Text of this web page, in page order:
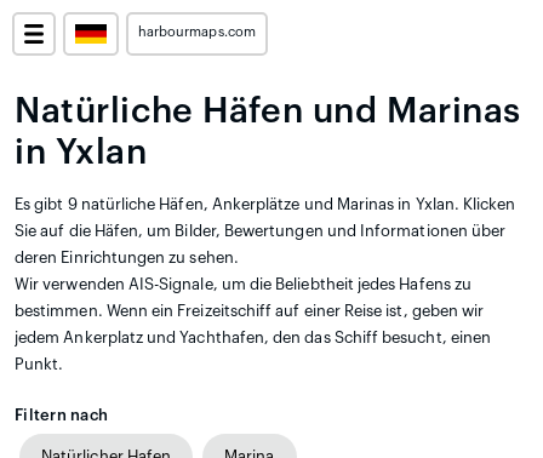
harbourmaps.com
Natürliche Häfen und Marinas
in Yxlan
Es gibt 9 natürliche Häfen, Ankerplätze und Marinas in Yxlan. Klicken
Sie auf die Häfen, um Bilder, Bewertungen und Informationen über
deren Einrichtungen zu sehen.
Wir verwenden AIS-Signale, um die Beliebtheit jedes Hafens zu
bestimmen. Wenn ein Freizeitschiff auf einer Reise ist, geben wir
jedem Ankerplatz und Yachthafen, den das Schiff besucht, einen
Punkt.
Filtern nach